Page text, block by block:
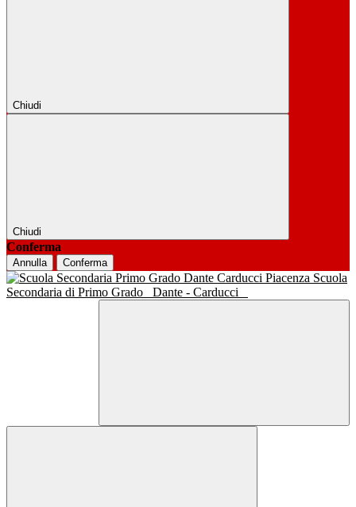
Chiudi
Chiudi
Conferma
Annulla Conferma
Scuola
Secondaria di Primo Grado
Dante - Carducci